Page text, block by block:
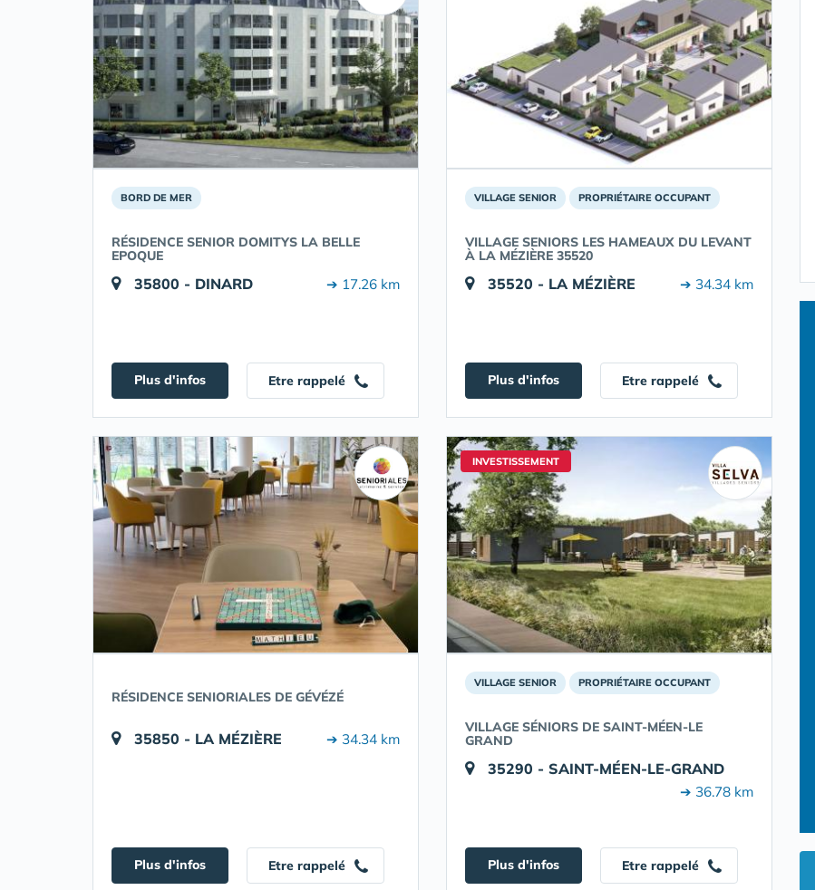
BORD DE MER
RÉSIDENCE SENIOR DOMITYS LA BELLE
EPOQUE
35800 - DINARD ➔ 17.26 km
Plus d'infos Etre rappelé
VILLAGE SENIOR PROPRIÉTAIRE OCCUPANT
VILLAGE SENIORS LES HAMEAUX DU LEVANT
À LA MÉZIÈRE 35520
35520 - LA MÉZIÈRE ➔ 34.34 km
Plus d'infos Etre rappelé
RÉSIDENCE SENIORIALES DE GÉVÉZÉ
35850 - LA MÉZIÈRE ➔ 34.34 km
Plus d'infos Etre rappelé
INVESTISSEMENT
VILLAGE SENIOR PROPRIÉTAIRE OCCUPANT
VILLAGE SÉNIORS DE SAINT-MÉEN-LE
GRAND
35290 - SAINT-MÉEN-LE-GRAND
➔ 36.78 km
Plus d'infos Etre rappelé